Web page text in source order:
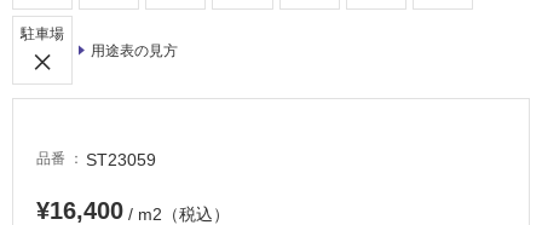
駐車場
用途表の見方
品番 ST23059
¥16,400 / m2（税込）
屋
内
床・
屋
床・
浴